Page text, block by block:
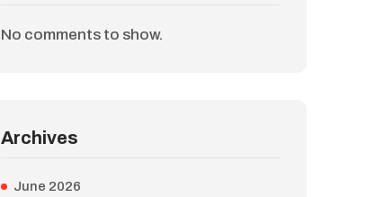
No comments to show.
Archives
June 2026